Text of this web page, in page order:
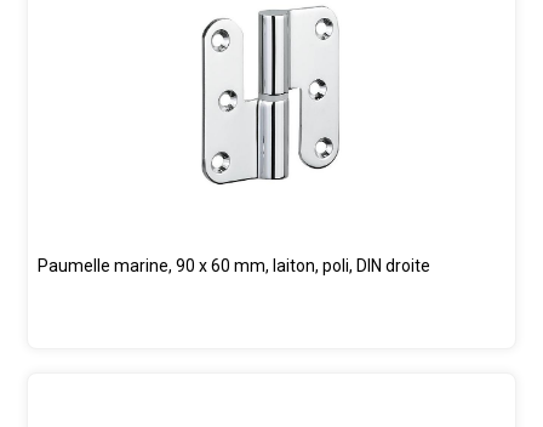
Paumelle marine, 90 x 60 mm, laiton, poli, DIN droite